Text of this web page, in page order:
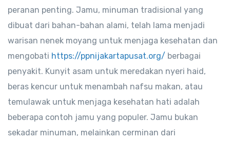
peranan penting. Jamu, minuman tradisional yang
dibuat dari bahan-bahan alami, telah lama menjadi
warisan nenek moyang untuk menjaga kesehatan dan
mengobati https://ppnijakartapusat.org/ berbagai
penyakit. Kunyit asam untuk meredakan nyeri haid,
beras kencur untuk menambah nafsu makan, atau
temulawak untuk menjaga kesehatan hati adalah
beberapa contoh jamu yang populer. Jamu bukan
sekadar minuman, melainkan cerminan dari